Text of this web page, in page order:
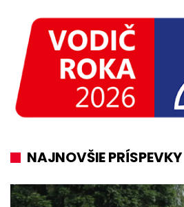
NAJNOVŠIE PRÍSPEVKY